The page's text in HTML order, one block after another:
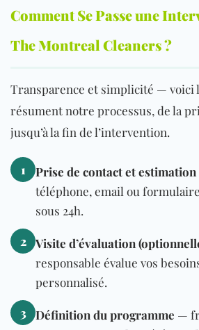
Comment Se Passe une
The Montreal Cleaners ?
Transparence et simplicité — voici
résument notre processus, de la
jusqu’à la fin de l’intervention.
1 Prise de contact et
téléphone, email ou
sous 24h.
2
Visite d’évaluation
responsable évalue vos
personnalisé.
3
Définition du programme —